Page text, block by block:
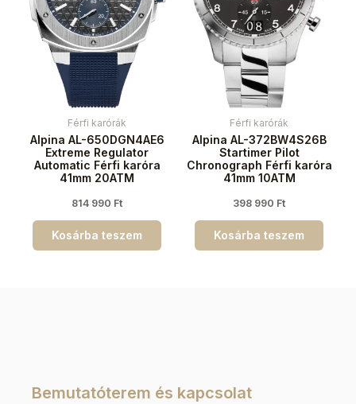
Férfi karórák
Alpina AL-650DGN4AE6
Extreme Regulator
Automatic Férfi karóra
41mm 20ATM
814 990 Ft
Kosárba teszem
Férfi karórák
Alpina AL-372BW4S26B
Startimer Pilot
Chronograph Férfi karóra
41mm 10ATM
398 990 Ft
Kosárba teszem
Bemutatóterem és kapcsolat